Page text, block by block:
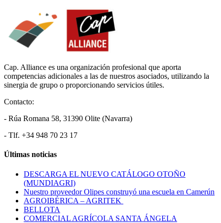
Cap. Alliance es una organización profesional que aporta
competencias adicionales a las de nuestros asociados, utilizando la
sinergia de grupo o proporcionando servicios útiles.
Contacto:
- Rúa Romana 58, 31390 Olite (Navarra)
- Tlf. +34 948 70 23 17
Últimas noticias
DESCARGA EL NUEVO CATÁLOGO OTOÑO
(MUNDIAGRI)
Nuestro proveedor Olipes construyó una escuela en Camerún
AGROIBÉRICA – AGRITEK
BELLOTA
COMERCIAL AGRÍCOLA SANTA ÁNGELA